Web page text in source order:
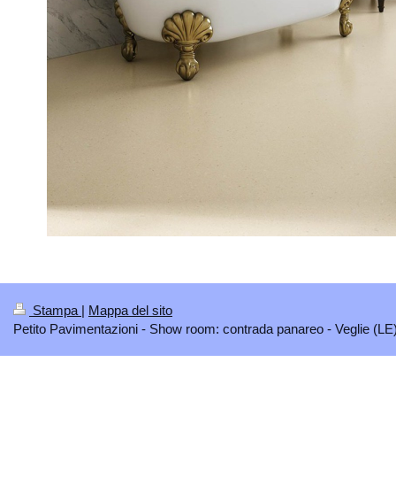
Stampa | Mappa del sito
Petito Pavimentazioni - Show room: contrada panareo - Veglie